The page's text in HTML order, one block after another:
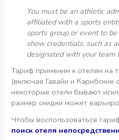
You must be an athletic
affiliated with a sports
sports group or event to
show credentials, such as
designated with your team
Тариф применим к отелям на
(включая Гавайи и Карибские
некоторые отели бывают
размер скидки может
Чтобы воспользоваться
поиск отеля